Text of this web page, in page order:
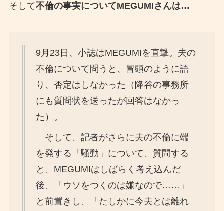
そして不倫の事実についてMEGUMIさんは…
9月23日、小誌はMEGUMIを直撃。夫の
不倫について問うと、冒頭のように語
り、否定はしなかった（降谷の事務所
にも質問状を送ったが回答はなかっ
た）。
そして、記者がさらに夫の不倫に端
を発する「騒動」について、質問する
と、MEGUMIはしばらく考え込んだ
後、「ウソをつくのは嫌なので……」
と前置きし、「たしかに今夫とは離れ